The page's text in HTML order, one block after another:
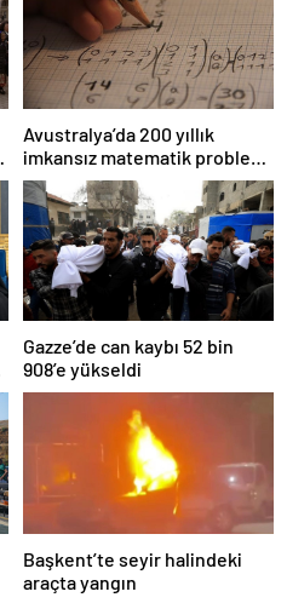
Avustralya’da 200 yıllık
imkansız matematik problemi
çözüldü
Gazze’de can kaybı 52 bin
908’e yükseldi
Başkent’te seyir halindeki
araçta yangın